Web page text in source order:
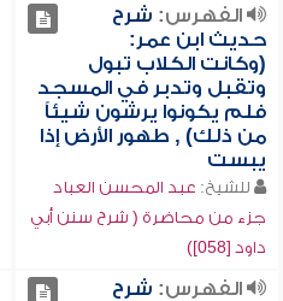
الفهرس: شرح
حديث ابن عمر:
(وكانت الكلاب تبول
وتقبل وتدبر في المسجد
فلم يكونوا يرشون شيئاً
من ذلك) , طهور الأرض إذا
يبست
للشيخ: عبد المحسن العباد
جزء من محاضرة ( شرح سنن أبي
داود [058])
الفهرس: شرح